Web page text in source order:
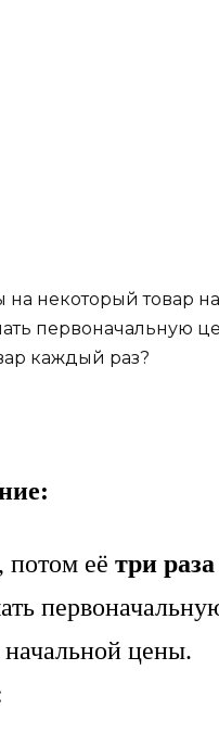
на некоторый товар
первоначальную
каждый раз?
, потом её три раза
начальной цены.